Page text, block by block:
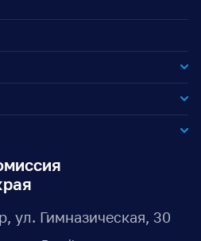
ул. Гимназическая, 30
края
комиссии
комиссии
комиссиикомиссий